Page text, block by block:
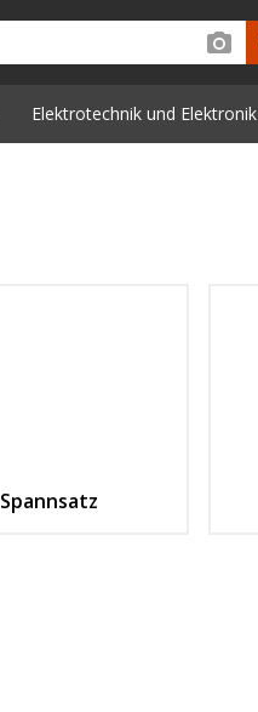
Elektrotechnik und Elektronik
Spannsatz